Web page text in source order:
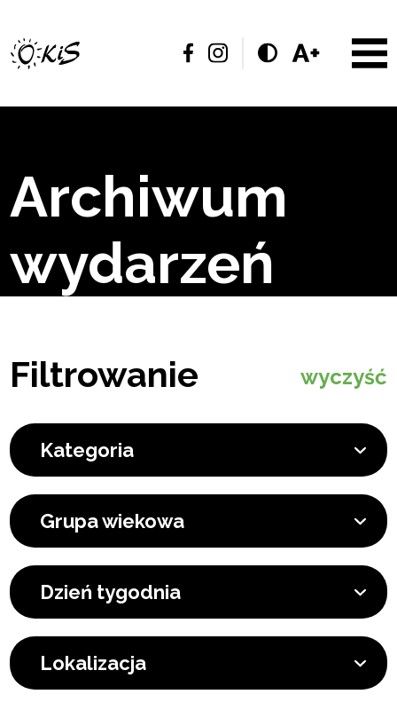
Archiwum
wydarzeń
Filtrowanie wyczyść
Kategoria
Grupa wiekowa
Dzień tygodnia
Lokalizacja